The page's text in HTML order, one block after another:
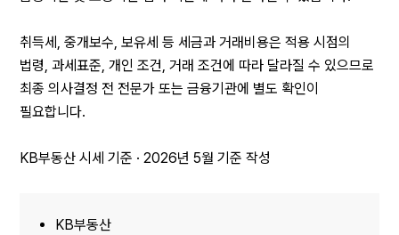
취득세, 중개보수, 보유세 등 세금과 거래비용은 적용 시점의
법령, 과세표준, 개인 조건, 거래 조건에 따라 달라질 수 있으므로
최종 의사결정 전 전문가 또는 금융기관에 별도 확인이
필요합니다.
KB부동산 시세 기준 · 2026년 5월 기준 작성
KB부동산